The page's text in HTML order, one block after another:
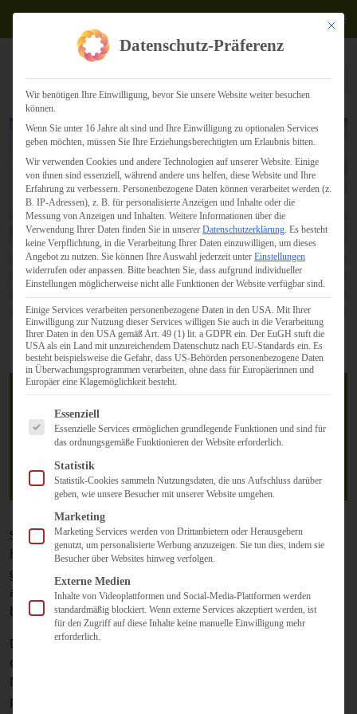
Termine
Mails waren gestern
29. Januar 2013
Schreibt ihr noch Emails? Ich merke seit etwa einem
halben Jahr, dass mein täglicher Emailkonsum drastisch
geringer geworden ist und es kommt mir vor, dass ich
auch immer weniger Emails von anderen Personen
bekomme.
Die Anzahl der E-Mails pro Tag bleibt zwar in etwa gleich,
doch im Postfach schlummern vor allem Werbemails und
Newsletter von Anbietern die ihre Frequenz gefühlt alle
paar Wochen noch erhöhen und damit die Anzahl der
Mit
Datenschutz-Präferenz
Wir benötigen Ihre Einwilligung, bevor Sie unsere Website weiter besuchen
können.
Wenn Sie unter 16 Jahre alt sind und Ihre Einwilligung zu optionalen Services
geben möchten, müssen Sie Ihre Erziehungsberechtigten um Erlaubnis bitten.
Wir verwenden Cookies und andere Technologien auf unserer Website. Einige
von ihnen sind essenziell, während andere uns helfen, diese Website und Ihre
Erfahrung zu verbessern. Personenbezogene Daten können verarbeitet werden (z.
B. IP-Adressen), z. B. für personalisierte Anzeigen und Inhalte oder die
Messung von Anzeigen und Inhalten. Weitere Informationen über die
Verwendung Ihrer Daten finden Sie in unserer Datenschutzerklärung. Es besteht
keine Verpflichtung, in die Verarbeitung Ihrer Daten einzuwilligen, um dieses
Angebot zu nutzen. Sie können Ihre Auswahl jederzeit unter Einstellungen
widerrufen oder anpassen. Bitte beachten Sie, dass aufgrund individueller
Einstellungen möglicherweise nicht alle Funktionen der Website verfügbar sind.
Einige Services verarbeiten personenbezogene Daten in den USA. Mit Ihrer
Einwilligung zur Nutzung dieser Services willigen Sie auch in die Verarbeitung
Ihrer Daten in den USA gemäß Art. 49 (1) lit. a GDPR ein. Der EuGH stuft die
USA als ein Land mit unzureichendem Datenschutz nach EU-Standards ein. Es
besteht beispielsweise die Gefahr, dass US-Behörden personenbezogene Daten
in Überwachungsprogrammen verarbeiten, ohne dass für Europäerinnen und
Europäer eine Klagemöglichkeit besteht.
Es folgt eine Liste der Service-Gruppen, für die eine
Essenziell
Essenzielle Services ermöglichen grundlegende Funktionen und sind für
das ordnungsgemäße Funktionieren der Website erforderlich.
Statistik
Statistik-Cookies sammeln Nutzungsdaten, die uns Aufschluss darüber
geben, wie unsere Besucher mit unserer Website umgehen.
Marketing
Marketing Services werden von Drittanbietern oder Herausgebern
genutzt, um personalisierte Werbung anzuzeigen. Sie tun dies, indem sie
Besucher über Websites hinweg verfolgen.
Externe Medien
Inhalte von Videoplattformen und Social-Media-Plattformen werden
standardmäßig blockiert. Wenn externe Services akzeptiert werden, ist
für den Zugriff auf diese Inhalte keine manuelle Einwilligung mehr
erforderlich.